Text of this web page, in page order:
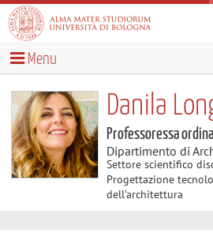
Menu
Danila
Professoressa
Dipartimento di
Settore scientifico
Progettazione
dell’architettura